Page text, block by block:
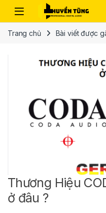
Trang chủ Bài viết được
Thương Hiệu
ở đâu ?